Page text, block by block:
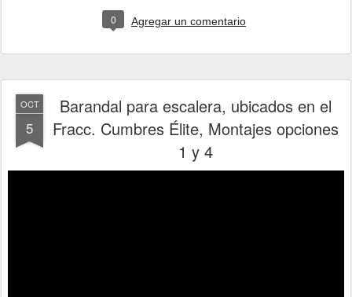
0 Agregar un comentario
OCT
5
Barandal para escalera, ubicados en el
Fracc. Cumbres Élite, Montajes opciones
1 y 4